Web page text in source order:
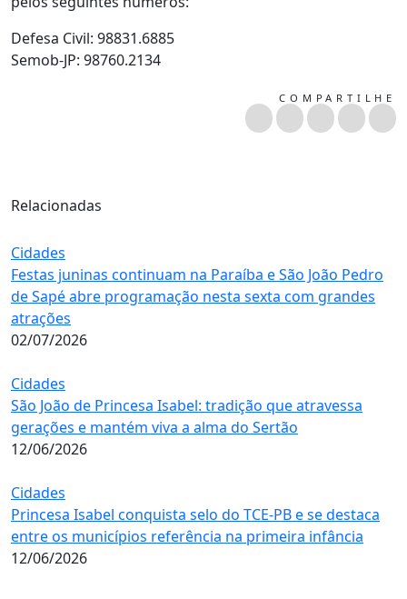
Defesa Civil: 98831.6885
Semob-JP: 98760.2134
COMPARTILHE
Relacionadas
Cidades
Festas juninas continuam na Paraíba e São João Pedro
de Sapé abre programação nesta sexta com grandes
atrações
02/07/2026
Cidades
São João de Princesa Isabel: tradição que atravessa
gerações e mantém viva a alma do Sertão
12/06/2026
Cidades
Princesa Isabel conquista selo do TCE-PB e se destaca
entre os municípios referência na primeira infância
12/06/2026